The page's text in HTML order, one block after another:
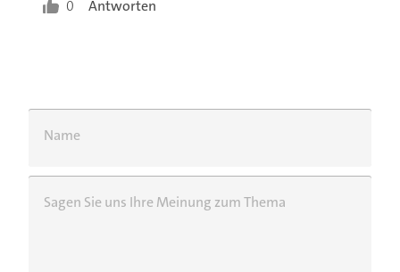
0 Antworten
Name
Sagen Sie uns Ihre Meinung zum Thema